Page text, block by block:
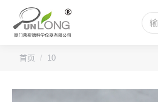
搜
索：
您的位置：
首页 10